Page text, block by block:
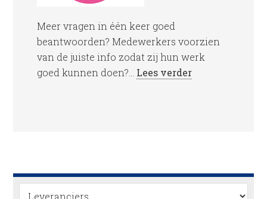
Meer vragen in één keer goed
beantwoorden? Medewerkers voorzien
van de juiste info zodat zij hun werk
goed kunnen doen?... Lees verder